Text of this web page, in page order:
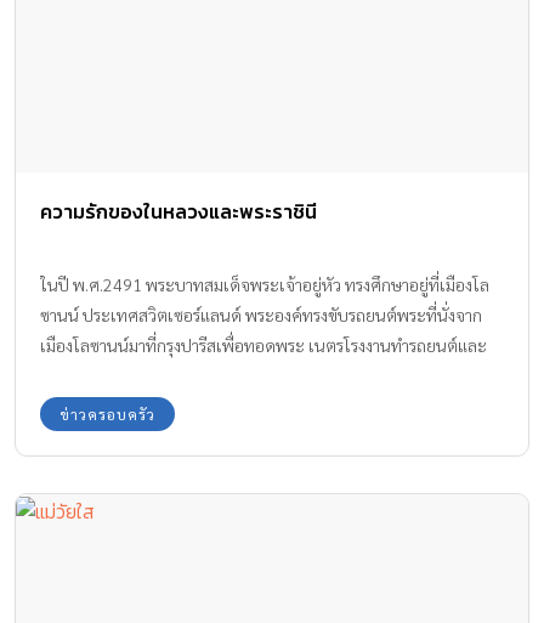
ความรักของในหลวงและพระราชินี
ในปี พ.ศ.2491 พระบาทสมเด็จพระเจ้าอยู่หัว ทรงศึกษาอยู่ที่เมืองโล
ซานน์ ประเทศสวิตเซอร์แลนด์ พระองค์ทรงขับรถยนต์พระที่นั่งจาก
เมืองโลซานน์มาที่กรุงปารีสเพื่อทอดพระ เนตรโรงงานทำรถยนต์และ
รมงคล กิติยากร เอกอัครราชทูตไทยประจำกรุงปารีสและครอบครัวจึงมี
โอกาสเฝ้าฯ รับเสด็จ ในครั้งนั้น สมเด็จพระบรมราชชนนีมีรับสั่งให้พระ
ข่าวครอบครัว